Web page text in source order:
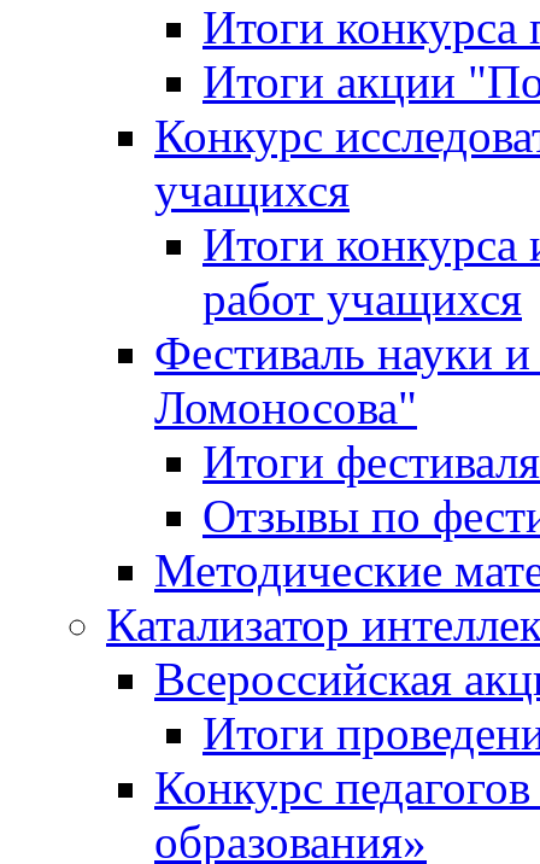
Итоги конкурса
Итоги акции
Конкурс
учащихся
Итоги конкурса
работ учащихся
Фестиваль науки
Ломоносова"
Итоги фестиваля
Отзывы по
Методические
Катализатор
Всероссийская
Итоги
Конкурс
образования»